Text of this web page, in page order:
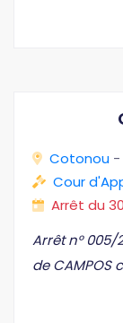
Cotonou -
Cour
Arrêt du
Arrêt n° 005/
de